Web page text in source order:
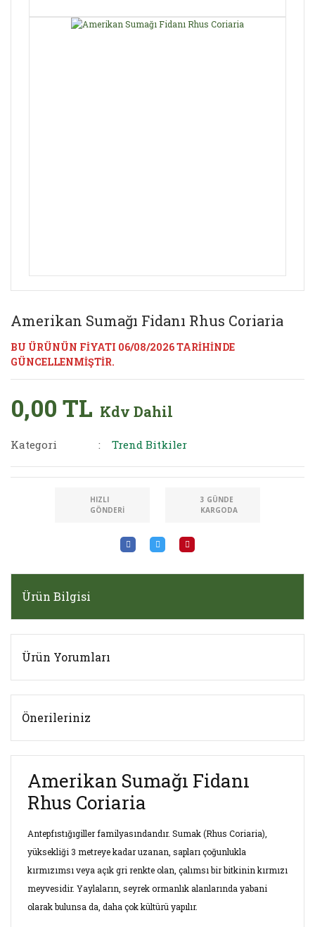
Amerikan Sumağı Fidanı Rhus Coriaria
BU ÜRÜNÜN FİYATI 06/08/2026 TARİHİNDE
GÜNCELLENMİŞTİR.
0,00 TL Kdv Dahil
Kategori Trend Bitkiler
HIZLI
GÖNDERI
3 GÜNDE
KARGODA
Ürün Bilgisi
Ürün Yorumları
Önerileriniz
Amerikan Sumağı Fidanı
Rhus Coriaria
Antepfıstığıgiller familyasındandır. Sumak (Rhus Coriaria),
yüksekliği 3 metreye kadar uzanan, sapları çoğunlukla
kırmızımsı veya açık gri renkte olan, çalımsı bir bitkinin kırmızı
meyvesidir. Yaylaların, seyrek ormanlık alanlarında yabani
olarak bulunsa da, daha çok kültürü yapılır.